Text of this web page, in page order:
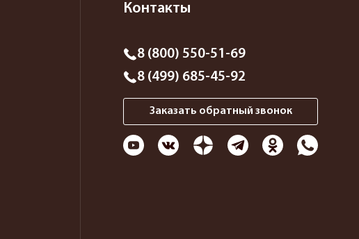
Контакты
8 (800) 550-51-69
8 (499) 685-45-92
Заказать обратный звонок